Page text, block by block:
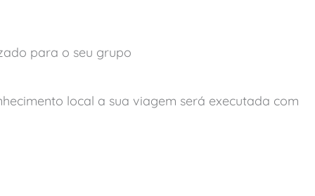
para o seu grupo
local a sua viagem será executada com